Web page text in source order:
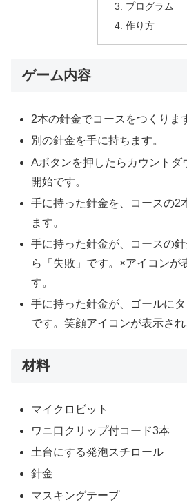
プログラム
作り方
ゲーム内容
2本の針金でコースをつくりま
別の針金を手に持ちます。
Aボタンを押したらカウントダ
開始です。
手に持った針金を、コースの2
ます。
手に持った針金が、コースの
ら「失敗」です。×アイコンが
す。
手に持った針金が、ゴールにタ
です。笑顔アイコンが表示され
材料
マイクロビット
ワニ口クリップ付コード3本
土台にする発泡スチロール
針金
マスキングテープ